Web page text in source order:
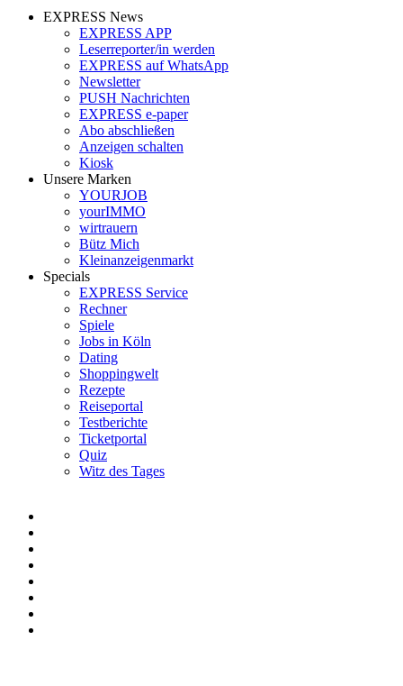
EXPRESS News
EXPRESS APP
Leserreporter/in werden
EXPRESS auf WhatsApp
Newsletter
PUSH Nachrichten
EXPRESS e-paper
Abo abschließen
Anzeigen schalten
Kiosk
Unsere Marken
YOURJOB
yourIMMO
wirtrauern
Bütz Mich
Kleinanzeigenmarkt
Specials
EXPRESS Service
Rechner
Spiele
Jobs in Köln
Dating
Shoppingwelt
Rezepte
Reiseportal
Testberichte
Ticketportal
Quiz
Witz des Tages